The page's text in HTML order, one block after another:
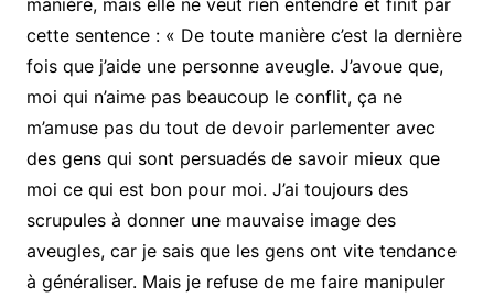
manière, mais elle ne veut rien entendre et finit par
cette sentence : « De toute manière c’est la dernière
fois que j’aide une personne aveugle. J’avoue que,
moi qui n’aime pas beaucoup le conflit, ça ne
m’amuse pas du tout de devoir parlementer avec
des gens qui sont persuadés de savoir mieux que
moi ce qui est bon pour moi. J’ai toujours des
scrupules à donner une mauvaise image des
aveugles, car je sais que les gens ont vite tendance
à généraliser. Mais je refuse de me faire manipuler